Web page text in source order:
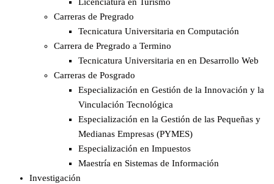
Licenciatura en Turismo
Carreras de Pregrado
Tecnicatura Universitaria en Computación
Carrera de Pregrado a Termino
Tecnicatura Universitaria en en Desarrollo Web
Carreras de Posgrado
Especialización en Gestión de la Innovación y la
Vinculación Tecnológica
Especialización en la Gestión de las Pequeñas y
Medianas Empresas (PYMES)
Especialización en Impuestos​
Maestría en Sistemas de Información
Investigación